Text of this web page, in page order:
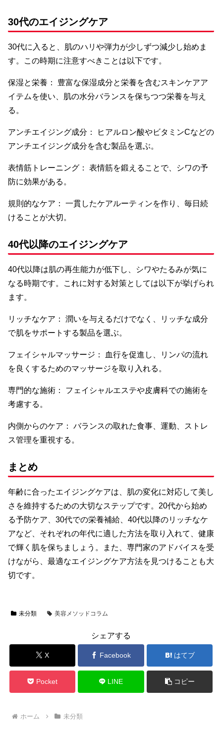
30代のエイジングケア
30代に入ると、肌のハリや弾力が少しずつ減少し始めま
す。この時期に注意すべきことは以下です。
保湿と栄養： 豊富な保湿成分と栄養を含むスキンケアア
イテムを使い、肌の水分バランスを保ちつつ栄養を与え
る。
アンチエイジング成分： ヒアルロン酸やビタミンCなどの
アンチエイジング成分を含む製品を選ぶ。
表情筋トレーニング： 表情筋を鍛えることで、シワの予
防に効果がある。
規則的なケア： 一貫したケアルーティンを作り、毎日続
けることが大切。
40代以降のエイジングケア
40代以降は肌の再生能力が低下し、シワやたるみが気に
なる時期です。これに対する対策としては以下が挙げられ
ます。
リッチなケア： 潤いを与えるだけでなく、リッチな成分
で肌をサポートする製品を選ぶ。
フェイシャルマッサージ： 血行を促進し、リンパの流れ
を良くするためのマッサージを取り入れる。
専門的な施術： フェイシャルエステや皮膚科での施術を
考慮する。
内側からのケア： バランスの取れた食事、運動、ストレ
ス管理を重視する。
まとめ
年齢に合ったエイジングケアは、肌の変化に対応して美し
さを維持するための大切なステップです。20代から始め
る予防ケア、30代での栄養補給、40代以降のリッチなケ
アなど、それぞれの年代に適した方法を取り入れて、健康
で輝く肌を保ちましょう。また、専門家のアドバイスを受
けながら、最適なエイジングケア方法を見つけることも大
切です。
未分類 美容メソッドコラム
シェアする
X Facebook はてブ
Pocket LINE コピー
ホーム 未分類